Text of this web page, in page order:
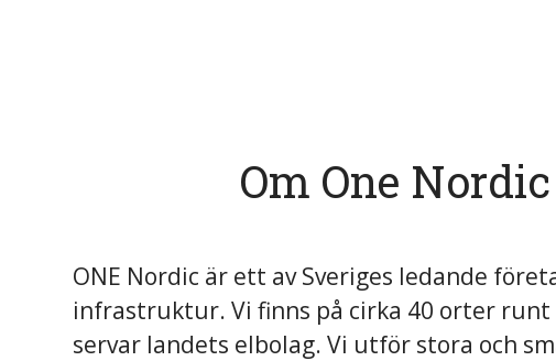
Om One
ONE Nordic är ett av Sveriges ledande
infrastruktur. Vi finns på cirka 40 orter runt
servar landets elbolag. Vi utför stora och